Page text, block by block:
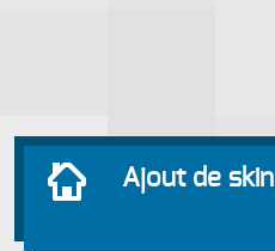
Ajout de skin